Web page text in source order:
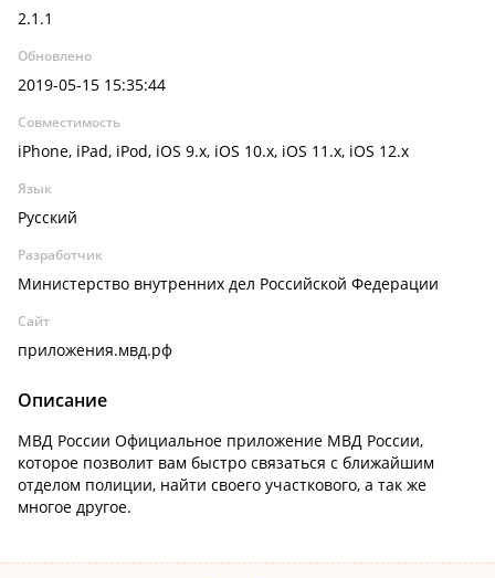
2.1.1
Обновлено
2019-05-15 15:35:44
Совместимость
iPhone, iPad, iPod, iOS 9.x, iOS 10.x, iOS 11.x, iOS 12.x
Язык
Русский
Разработчик
Министерство внутренних дел Российской Федерации
Сайт
приложения.мвд.рф
Описание
МВД России Официальное приложение МВД России,
которое позволит вам быстро связаться с ближайшим
отделом полиции, найти своего участкового, а так же
многое другое.